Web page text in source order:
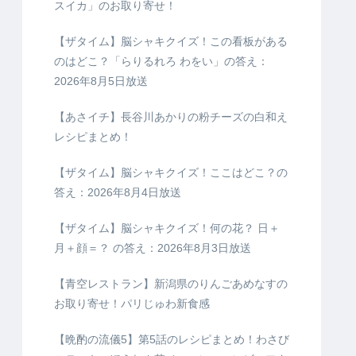
スイカ」のお取り寄せ！
【ザタイム】脳シャキクイズ！この看板がある
のはどこ？「らりるれろ わをい」の答え：
2026年8月5日放送
【あさイチ】長谷川あかりの粉チーズの白和え
レシピまとめ！
【ザタイム】脳シャキクイズ！ここはどこ？の
答え：2026年8月4日放送
【ザタイム】脳シャキクイズ！何の花？ 日＋
月＋顔＝？ の答え：2026年8月3日放送
【青空レストラン】新潟県のりんごあめなすの
お取り寄せ！パリじゅわ新食感
【晩酌の流儀5】第5話のレシピまとめ！わさび